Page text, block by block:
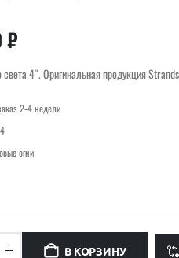
₽
4″. Оригинальная продукция
2-4 недели
огни
В КОРЗИНУ